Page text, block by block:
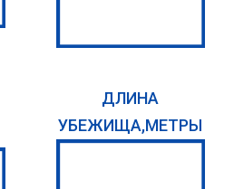
ДЛИНА
УБЕЖИЩА,МЕТРЫ